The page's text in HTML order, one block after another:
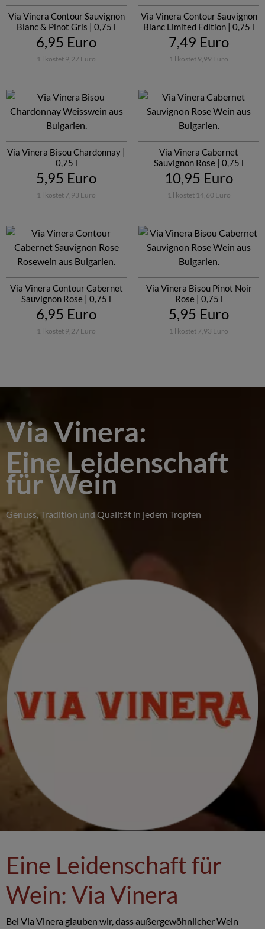
Via Vinera Contour Sauvignon
Blanc & Pinot Gris | 0,75 l
6,95 Euro
1 l kostet 9,27 Euro
Via Vinera Contour Sauvignon
Blanc Limited Edition | 0,75 l
7,49 Euro
1 l kostet 9,99 Euro
Via Vinera Bisou Chardonnay |
0,75 l
5,95 Euro
1 l kostet 7,93 Euro
Via Vinera Cabernet
Sauvignon Rose | 0,75 l
10,95 Euro
1 l kostet 14,60 Euro
Via Vinera Contour Cabernet
Sauvignon Rose | 0,75 l
6,95 Euro
1 l kostet 9,27 Euro
Via Vinera Bisou Pinot Noir
Rose | 0,75 l
5,95 Euro
1 l kostet 7,93 Euro
Via Vinera:
Eine Leidenschaft
für Wein
Genuss, Tradition und Qualität in jedem Tropfen
Eine Leidenschaft für
Wein: Via Vinera
Bei Via Vinera glauben wir, dass außergewöhnlicher Wein